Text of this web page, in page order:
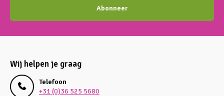
Abonneer
Wij helpen je graag
Telefoon
+31 (0)36 525 5680